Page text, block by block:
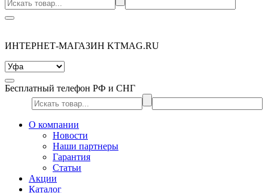
ИНТЕРНЕТ-МАГАЗИН KTMAG.RU
Бесплатный телефон РФ и СНГ
О компании
Новости
Наши партнеры
Гарантия
Статьи
Акции
Каталог